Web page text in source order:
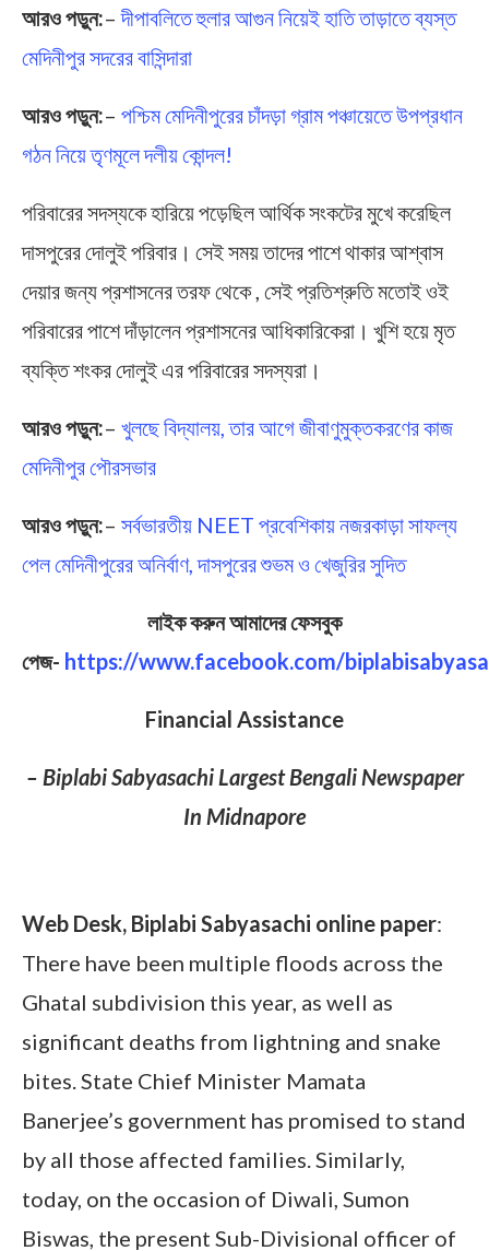
আরও পড়ুন:–দীপাবলিতে হুলার আগুন নিয়েই হাতি তাড়াতে ব্যস্ত
মেদিনীপুর সদরের বাসিন্দারা
আরও পড়ুন:– পশ্চিম মেদিনীপুরের চাঁদড়া গ্রাম পঞ্চায়েতে উপপ্রধান
গঠন নিয়ে তৃণমূলে দলীয় কোন্দল!
পরিবারের সদস্যকে হারিয়ে পড়েছিল আর্থিক সংকটের মুখে করেছিল
দাসপুরের দোলুই পরিবার। সেই সময় তাদের পাশে থাকার আশ্বাস
দেয়ার জন্য প্রশাসনের তরফ থেকে , সেই প্রতিশ্রুতি মতোই ওই
পরিবারের পাশে দাঁড়ালেন প্রশাসনের আধিকারিকেরা। খুশি হয়ে মৃত
ব্যক্তি শংকর দোলুই এর পরিবারের সদস্যরা।
আরও পড়ুন:– খুলছে বিদ্যালয়, তার আগে জীবাণুমুক্তকরণের কাজ
মেদিনীপুর পৌরসভার
আরও পড়ুন:– সর্বভারতীয় NEET প্রবেশিকায় নজরকাড়া সাফল্য
পেল মেদিনীপুরের অনির্বাণ, দাসপুরের শুভম ও খেজুরির সুদিত
লাইক করুন আমাদের ফেসবুক
পেজ- https://www.facebook.com/
Financial Assistance
– Biplabi Sabyasachi Largest Bengali Newspaper
In Midnapore
Web Desk, Biplabi Sabyasachi online paper:
There have been multiple floods across the
Ghatal subdivision this year, as well as
significant deaths from lightning and snake
bites. State Chief Minister Mamata
Banerjee’s government has promised to stand
by all those affected families. Similarly,
today, on the occasion of Diwali, Sumon
Biswas, the present Sub-Divisional officer of